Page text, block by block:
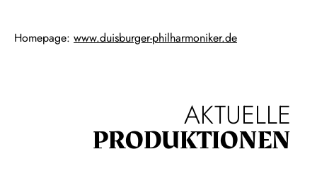
Homepage: www.duisburger-philharmoniker.de
AKTUELLE
PRODUKTIONEN